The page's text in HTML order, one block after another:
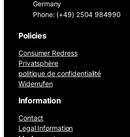
Germany
Phone: (+49) 2504 984990
Policies
Consumer Redress
Privatsphère
politique de confidentialité
Widerrufen
Information
Contact
Legal Information